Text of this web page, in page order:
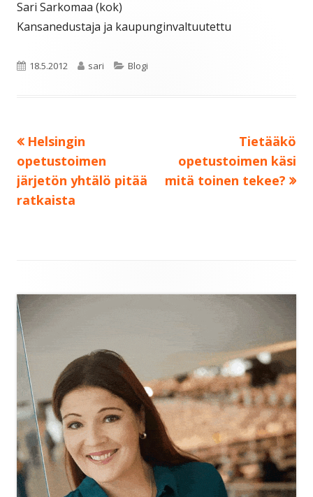
Sari Sarkomaa (kok)
Kansanedustaja ja kaupunginvaltuutettu
Julkaistu
18.5.2012 Kirjoittaja
sari Kategoriat
Blogi
Artikkelien
selaus
Edellinen:
Helsingin
opetustoimen
järjetön yhtälö pitää
ratkaista
Seuraava:
Tietääkö
opetustoimen käsi
mitä toinen tekee?
Sivupalkki